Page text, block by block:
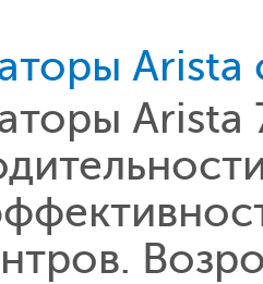
Arista
Arista